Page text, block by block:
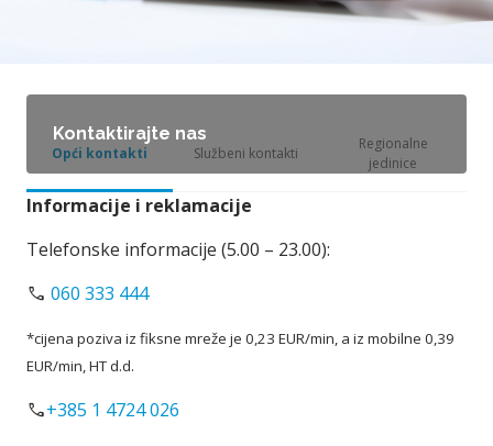
Kontaktirajte nas
Opći kontakti Službeni kontakti
Regionalne
jedinice
Informacije i reklamacije
Telefonske informacije (5.00 – 23.00):
call 060 333 444
*cijena poziva iz fiksne mreže je 0,23 EUR/min, a iz mobilne 0,39
EUR/min, HT d.d.
call+385 1 4724 026